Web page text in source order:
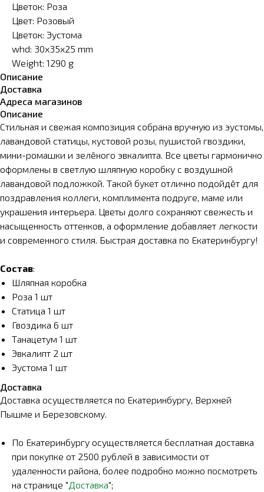
Цветок: Роза
Цвет: Розовый
Цветок: Эустома
whd: 30x35x25 mm
Weight: 1290 g
Описание
Доставка
Адреса магазинов
Описание
Стильная и свежая композиция собрана вручную из эустомы,
лавандовой статицы, кустовой розы, пушистой гвоздики,
мини-ромашки и зелёного эвкалипта. Все цветы гармонично
оформлены в светлую шляпную коробку с воздушной
лавандовой подложкой. Такой букет отлично подойдёт для
поздравления коллеги, комплимента подруге, маме или
украшения интерьера. Цветы долго сохраняют свежесть и
насыщенность оттенков, а оформление добавляет легкости
и современного стиля. Быстрая доставка по Екатеринбургу!
Состав:
Шляпная коробка
Роза 1 шт
Статица 1 шт
Гвоздика 6 шт
Танацетум 1 шт
Эвкалипт 2 шт
Эустома 1 шт
Доставка
Доставка осуществляется по Екатеринбургу, Верхней
Пышме и Березовскому.
По Екатеринбургу осуществляется бесплатная доставка
при покупке от 2500 рублей в зависимости от
удаленности района, более подробно можно посмотреть
на странице "Доставка";